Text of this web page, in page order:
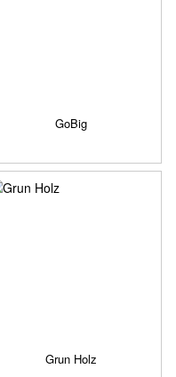
GoBig
Grun Holz